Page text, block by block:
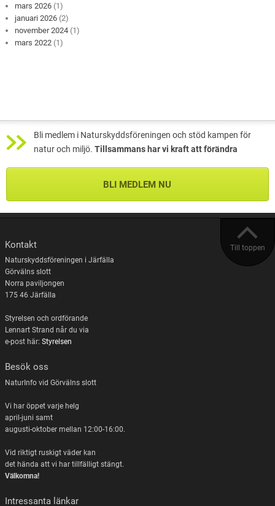
mars 2026 (1)
januari 2026 (2)
november 2024 (1)
mars 2022 (1)
Bli medlem i Naturskyddsföreningen och stöd kampen för
natur och miljö. Tillsammans har vi kraft att förändra
BLI MEDLEM NU
Till toppen
Kontakt
Naturskyddsföreningen i Järfälla
Görvälns slott
Norra paviljongen
175 46 Järfälla
Styrelsen och ordförande
Lennart Strand når du via
e-post här: Styrelsen
Besök oss
NaturInfo vid Görvälns slott
Vi har öppet varje helg
april-juni samt
augusti-oktober mellan 12:00-16:00.
Vid riktigt ruskigt väder kan
det hända att vi har tillfälligt stängt.
Välkomna!
Intressanta länkar